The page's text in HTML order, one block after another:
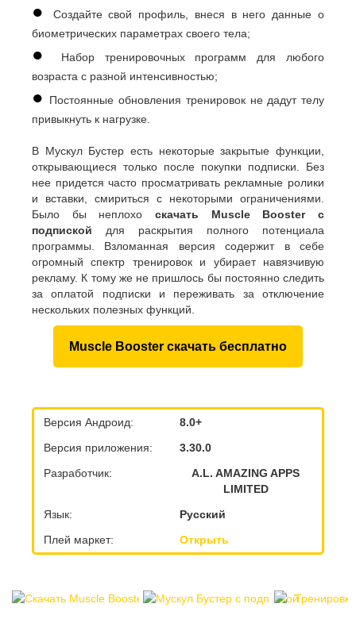
●
Создайте свой профиль, внеся в него данные о
биометрических параметрах своего тела;
●
Набор тренировочных программ для любого
возраста с разной интенсивностью;
●
Постоянные обновления тренировок не дадут телу
привыкнуть к нагрузке.
В Мускул Бустер есть некоторые закрытые функции,
открывающиеся только после покупки подписки. Без
нее придется часто просматривать рекламные ролики
и вставки, смириться с некоторыми ограничениями.
Было бы неплохо скачать Muscle Booster с
подпиской для раскрытия полного потенциала
программы. Взломанная версия содержит в себе
огромный спектр тренировок и убирает навязчивую
рекламу. К тому же не пришлось бы постоянно следить
за оплатой подписки и переживать за отключение
нескольких полезных функций.
Muscle Booster скачать бесплатно
Версия Андроид:
8.0+
Версия приложения:
3.30.0
Разработчик:
A.L. AMAZING APPS
LIMITED
Язык:
Русский
Плей маркет:
Открыть